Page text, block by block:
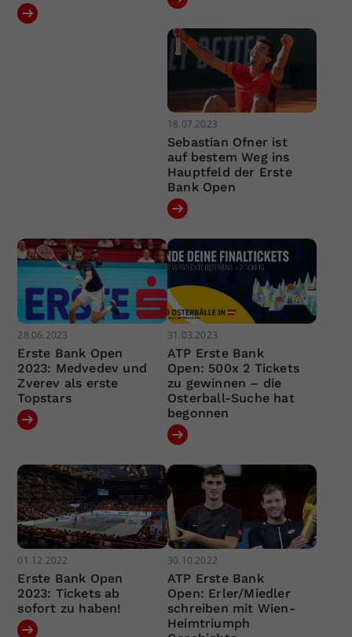
18.07.2023
Sebastian Ofner ist
auf bestem Weg ins
Hauptfeld der Erste
Bank Open
28.06.2023
Erste Bank Open
2023: Medvedev und
Zverev als erste
Topstars
31.03.2023
ATP Erste Bank
Open: 500x 2 Tickets
zu gewinnen – die
Osterball-Suche hat
begonnen
01.12.2022
Erste Bank Open
2023: Tickets ab
sofort zu haben!
30.10.2022
ATP Erste Bank
Open: Erler/Miedler
schreiben mit Wien-
Heimtriumph